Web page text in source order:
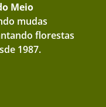
Meio
mudas
florestas
1987.